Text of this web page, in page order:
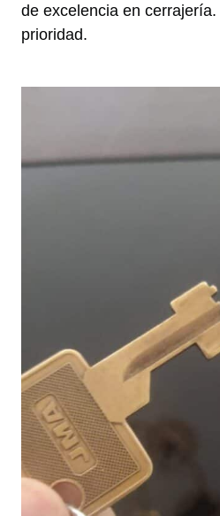
de excelencia en
prioridad.